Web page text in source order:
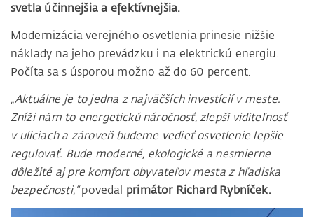
svetla účinnejšia a efektívnejšia.
Modernizácia verejného osvetlenia prinesie nižšie
náklady na jeho prevádzku i na elektrickú energiu.
Počíta sa s úsporou možno až do 60 percent.
„Aktuálne je to jedna z najväčších investícií v meste.
Zníži nám to energetickú náročnosť, zlepší viditeľnosť
v uliciach a zároveň budeme vedieť osvetlenie lepšie
regulovať. Bude moderné, ekologické a nesmierne
dôležité aj pre komfort obyvateľov mesta z hľadiska
bezpečnosti,“povedal primátor Richard Rybníček.